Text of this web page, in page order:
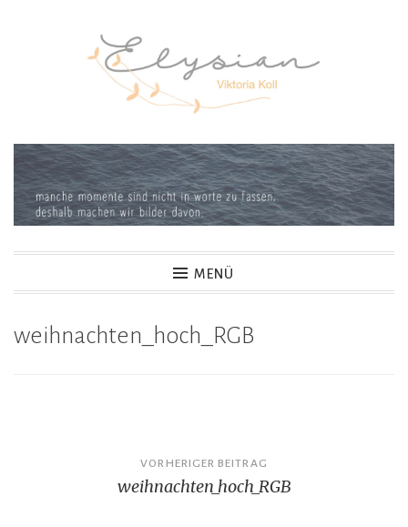
MENÜ
weihnachten_hoch_RGB
VORHERIGER BEITRAG
weihnachten_hoch_RGB